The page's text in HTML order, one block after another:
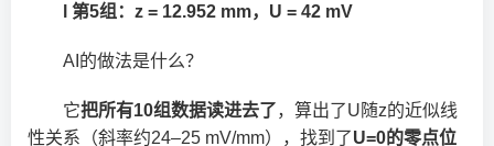
l 第5组：z = 12.952 mm，U = 42 mV
AI的做法是什么？
它把所有10组数据读进去了，算出了U随z的近似线
性关系（斜率约24–25 mV/mm），找到了U=0的零点位